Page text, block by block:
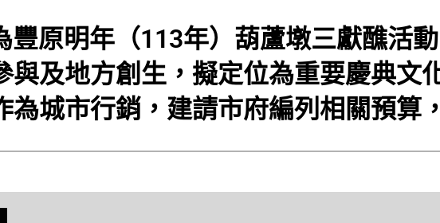
原明年（113年）葫蘆墩三獻醮活
及地方創生，擬定位為重要慶典文
城市行銷，建請市府編列相關預算